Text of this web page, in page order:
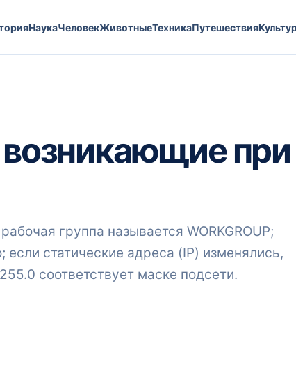
НаукаЧеловекЖивотныеТехникаПутешествия
при
группа называется WORKGROUP;
статические адреса (IP) изменялись,
соответствует маске подсети.